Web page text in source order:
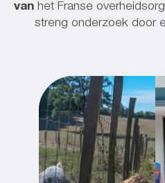
van het Franse
streng onderzoek door